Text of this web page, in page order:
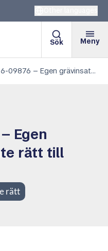
Sök Meny
ARN 2016-09876 – Egen grävinsats gav inte rätt till prisavdrag
Egen
rätt till
rätt